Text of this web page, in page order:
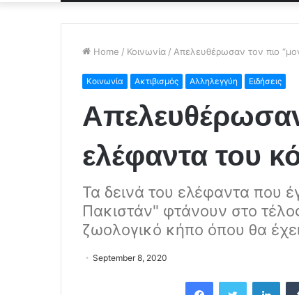
Home / Κοινωνία / Απελευθέρωσαν τον πιο
Κοινωνία Ακτιβισμός Αλληλεγγύη Ειδήσεις
ελέφαντα του
Τα δεινά του ελέφαντα που
Πακιστάν" φτάνουν στο
ζωολογικό κήπο όπου θα
September 8, 2020